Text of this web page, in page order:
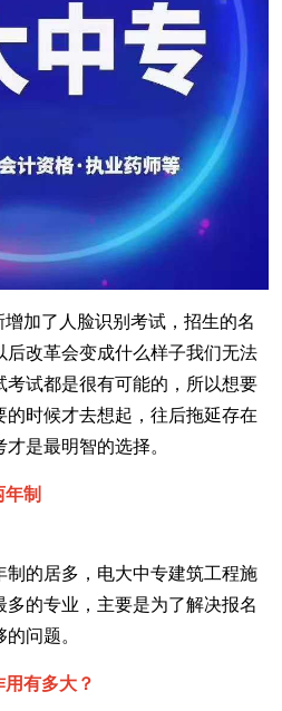
加了人脸识别考试，招生的名
改革会变成什么样子我们无法
试都是很有可能的，所以想要
时候才去想起，往后拖延存在
是最明智的选择。
制
制的居多，电大中专建筑工程施
的专业，主要是为了解决报名
问题。
有多大？